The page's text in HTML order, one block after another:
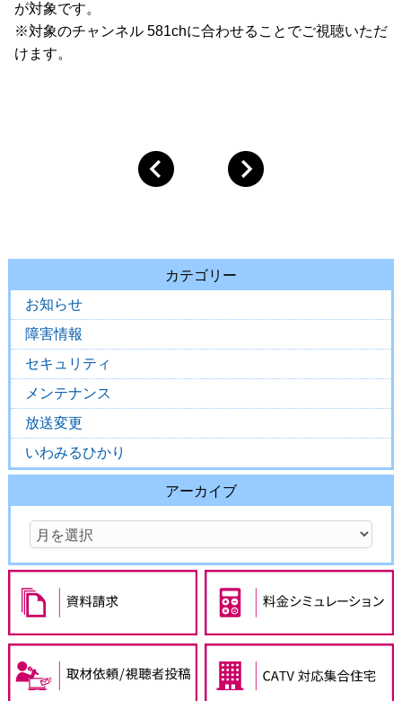
が対象です。
※対象のチャンネル 581chに合わせることでご視聴いただ
けます。
カテゴリー
お知らせ
障害情報
セキュリティ
メンテナンス
放送変更
いわみるひかり
アーカイブ